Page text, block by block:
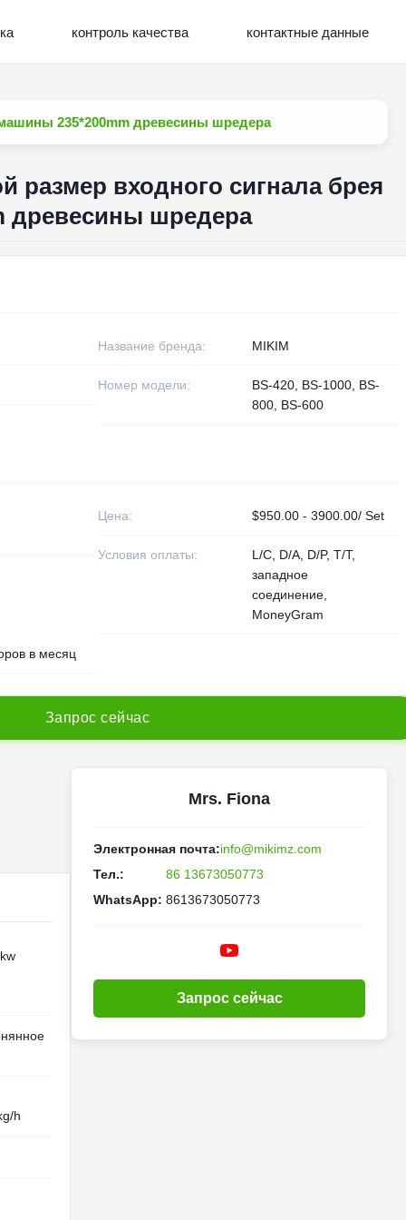
контроль качества контактные данные
235*200mm древесины шредера
размер входного сигнала брея
древесины шредера
Название бренда: MIKIM
Номер модели:
BS-420, BS-1000, BS-
800, BS-600
Цена: $950.00 - 3900.00/ Set
Условия оплаты:
L/C, D/A, D/P, T/T,
западное
соединение,
MoneyGram
в месяц
Запрос сейчас
h
Mrs. Fiona
Электронная почта:info@mikimz.com
Тел.:
86 13673050773
WhatsApp: 8613673050773
Запрос сейчас